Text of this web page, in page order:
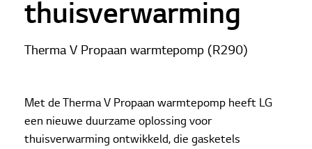
thuisverwarming
Therma V Propaan warmtepomp (R290)
Met de Therma V Propaan warmtepomp heeft LG
een nieuwe duurzame oplossing voor
thuisverwarming ontwikkeld, die gasketels